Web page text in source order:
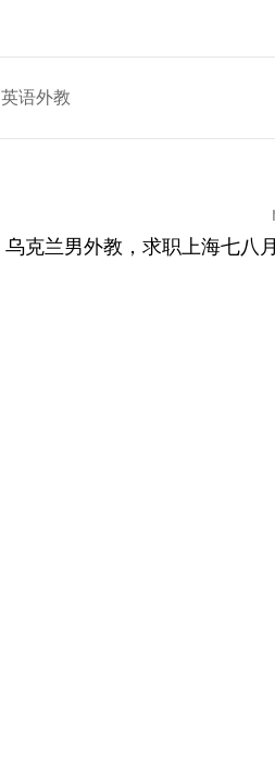
英语外教
乌克兰男外教，求职上海七八